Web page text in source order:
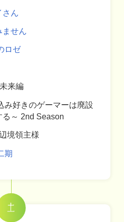
さん
ません
ロゼ
来編
み好きのゲーマーは廃設
～ 2nd Season
境領主様
期